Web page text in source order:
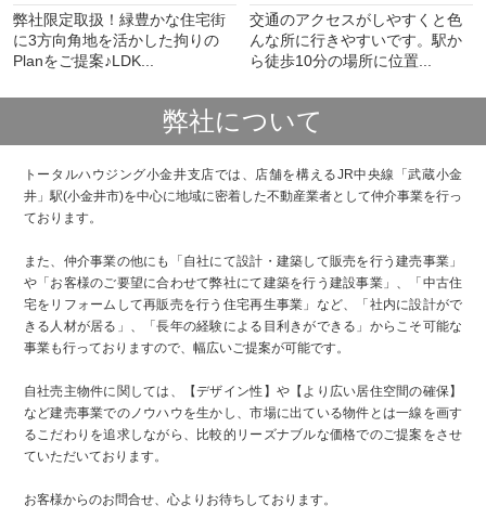
弊社限定取扱！緑豊かな住宅街
に3方向角地を活かした拘りの
Planをご提案♪LDK...
交通のアクセスがしやすくと色
んな所に行きやすいです。駅か
ら徒歩10分の場所に位置...
弊社について
トータルハウジング小金井支店では、店舗を構えるJR中央線「武蔵小金
井」駅(小金井市)を中心に地域に密着した不動産業者として仲介事業を行っ
ております。
また、仲介事業の他にも「自社にて設計・建築して販売を行う建売事業」
や「お客様のご要望に合わせて弊社にて建築を行う建設事業」、「中古住
宅をリフォームして再販売を行う住宅再生事業」など、「社内に設計がで
きる人材が居る」、「長年の経験による目利きができる」からこそ可能な
事業も行っておりますので、幅広いご提案が可能です。
自社売主物件に関しては、【デザイン性】や【より広い居住空間の確保】
など建売事業でのノウハウを生かし、市場に出ている物件とは一線を画す
るこだわりを追求しながら、比較的リーズナブルな価格でのご提案をさせ
ていただいております。
お客様からのお問合せ、心よりお待ちしております。